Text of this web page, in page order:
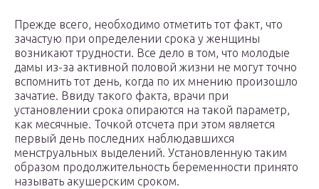
Прежде всего, необходимо отметить тот факт, что
зачастую при определении срока у женщины
возникают трудности. Все дело в том, что молодые
дамы из-за активной половой жизни не могут точно
вспомнить тот день, когда по их мнению произошло
зачатие. Ввиду такого факта, врачи при
установлении срока опираются на такой параметр,
как месячные. Точкой отсчета при этом является
первый день последних наблюдавшихся
менструальных выделений. Установленную таким
образом продолжительность беременности принято
называть акушерским сроком.